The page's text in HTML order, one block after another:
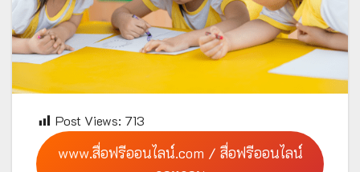
Post Views: 713
www.สื่อฟรีออนไลน์.com / สื่อฟรีออนไลน์